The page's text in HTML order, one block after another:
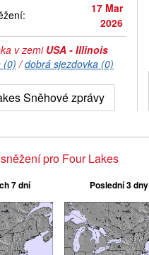
17 Mar
2026
v zemiUSA - Illinois
(0)/dobrá sjezdovka (0)
Sněhové zprávy
pro Four Lakes
7 dní Poslední 3 dny